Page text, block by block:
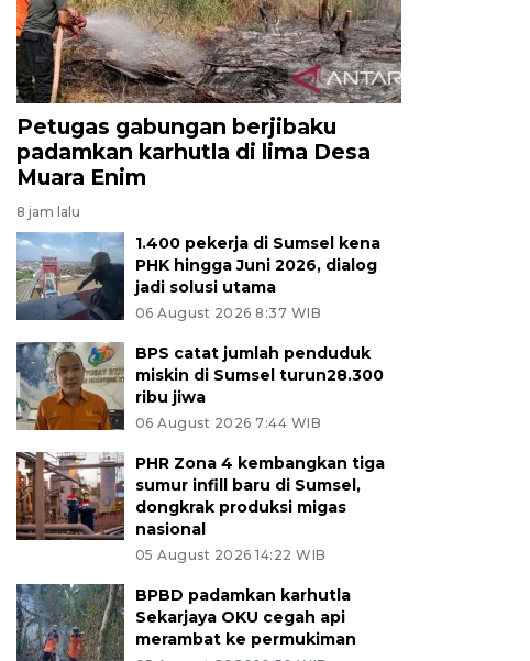
Petugas gabungan berjibaku
padamkan karhutla di lima Desa
Muara Enim
8 jam lalu
1.400 pekerja di Sumsel kena
PHK hingga Juni 2026, dialog
jadi solusi utama
06 August 2026 8:37 WIB
BPS catat jumlah penduduk
miskin di Sumsel turun28.300
ribu jiwa
06 August 2026 7:44 WIB
PHR Zona 4 kembangkan tiga
sumur infill baru di Sumsel,
dongkrak produksi migas
nasional
05 August 2026 14:22 WIB
BPBD padamkan karhutla
Sekarjaya OKU cegah api
merambat ke permukiman